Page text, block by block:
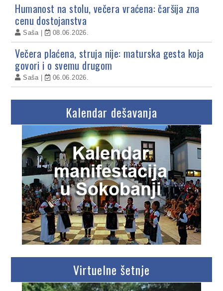
Humanost na stolu, večera vraćena: čaršija zna
cenu dostojanstva
Saša 08.06.2026.
Večera plaćena, struja nije: maturska gesta koja
govori i o svemu drugom
Saša 06.06.2026.
Kalendar dešavanja
Virtuelne šetnje